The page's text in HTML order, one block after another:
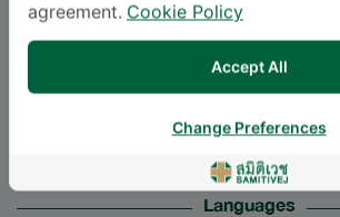
SAKKARIN
Specialties: Internal
Care, Internal
Languages
agreement. Cookie Policy
Accept All
Change Preferences